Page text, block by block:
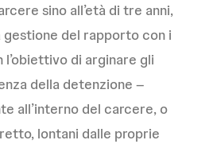
sino all’età di tre anni,
gestione del rapporto con i
l’obiettivo di arginare gli
della detenzione –
all’interno del carcere, o
lontani dalle proprie